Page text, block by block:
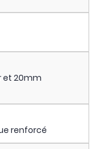
et 20mm
renforcé